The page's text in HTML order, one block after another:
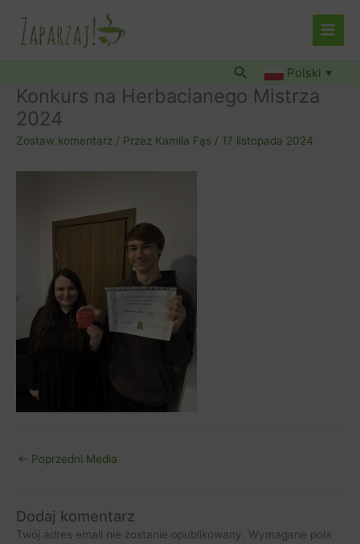
treści
Szukaj Polski ▼
Konkurs na Herbacianego Mistrza
2024
Zostaw komentarz / Przez Kamila Fąs / 17 listopada 2024
← Poprzedni Media
Dodaj komentarz
Twój adres email nie zostanie opublikowany.
Wymagane pola